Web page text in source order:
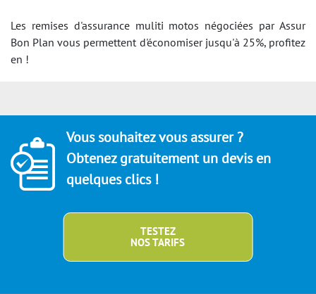
Les remises d'assurance muliti motos négociées par Assur
Bon Plan vous permettent d'économiser jusqu'à 25%, profitez
en !
Vous souhaitez vous assurer ?
Obtenez gratuitement un devis en
quelques clics !
TESTEZ
NOS TARIFS